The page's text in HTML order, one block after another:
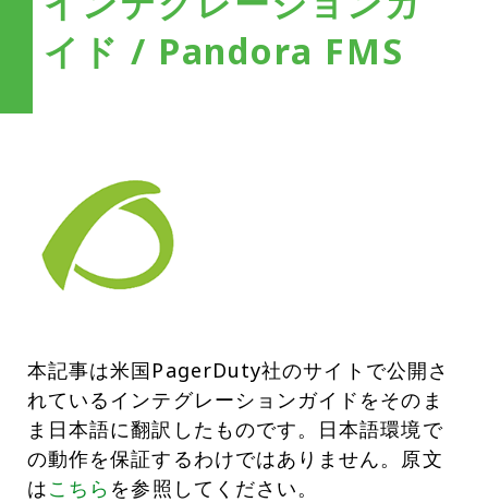
イド / Pandora FMS
本記事は米国PagerDuty社のサイトで公開さ
れているインテグレーションガイドをそのま
ま日本語に翻訳したものです。日本語環境で
の動作を保証するわけではありません。原文
はこちら を参照してください。